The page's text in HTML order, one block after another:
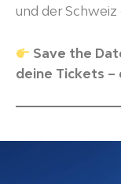
und der Schweiz
Save the
deine Tickets –